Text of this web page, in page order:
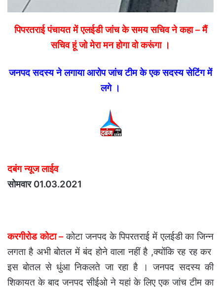
पिपरतराई पंचायत में एलईडी जांच के समय सचिव ने कहा – मैं
सचिव हूं जो मेरा मन होगा वो करूंगा ।
जनपद सदस्य ने लगाया आरोप जांच टीम के एक सदस्य सेटिंग में
लगे ।
दबंग न्यूज लाईव
सोमवार 01.03.2021
करगीरोड कोटा –कोटा जनपद के पिपरतराई में एलईडी का जिन्न
लगता है अभी बोतल में बंद होने वाला नहीं है ,क्योंकि रह रह कर
इस बोतल से धुंआ निकलते जा रहा है । जनपद सदस्य की
शिकायत के बाद जनपद सीईओ ने यहां के लिए एक जांच टीम का